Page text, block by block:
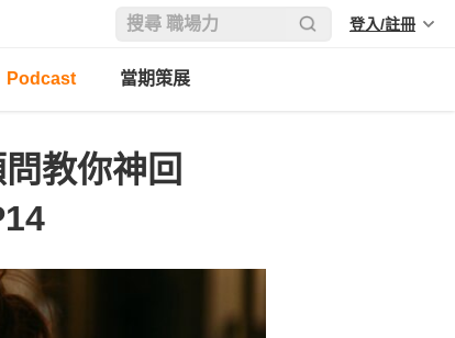
登入/註冊
Podcast 當期策展
教你神回